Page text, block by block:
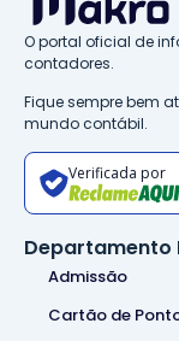
O portal oficial de
contadores.
Fique sempre bem
mundo contábil.
Verificada por
Departamento
Admissão
Cartão de